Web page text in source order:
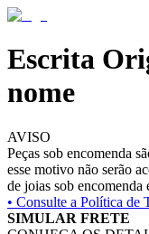
Escrita
nome
AVISO
Peças sob encomenda
esse motivo não serão
de joias sob encomenda
• Consulte a Política de
SIMULAR FRETE